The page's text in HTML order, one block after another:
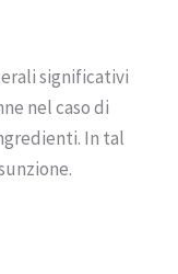
significativi
nel caso di
In tal